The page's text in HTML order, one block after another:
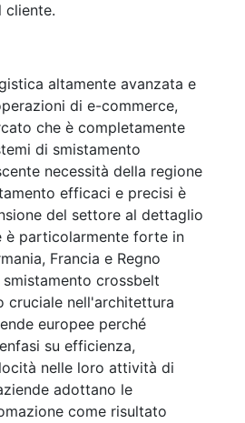
cliente.
altamente avanzata e
di e-commerce,
che è completamente
di smistamento
necessità della regione
efficaci e precisi è
del settore al dettaglio
è particolarmente forte in
Francia e Regno
crossbelt
cruciale nell'architettura
europee perché
su efficienza,
nelle loro attività di
adottano le
come risultato